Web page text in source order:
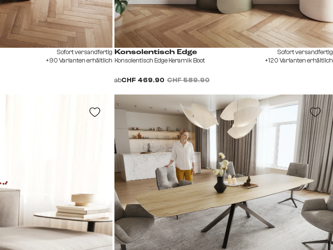
Sofort versandfertig
+90 Varianten erhältlich
Konsolentisch Edge
Konsolentisch Edge Keramik Boot
abCHF 469.90 CHF 589.90
Sofort versandfertig
+120 Varianten erhältlich